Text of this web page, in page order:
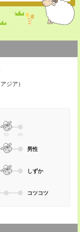
ジア）
50 60
男性
しずか
コツコツ